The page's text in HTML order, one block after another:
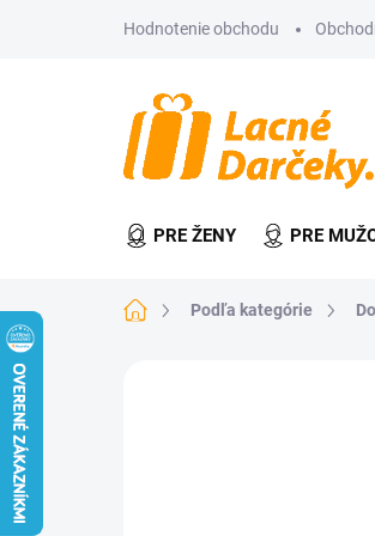
Hodnotenie obchodu
PRE ŽENY PRE
DomovPodľa kategórie